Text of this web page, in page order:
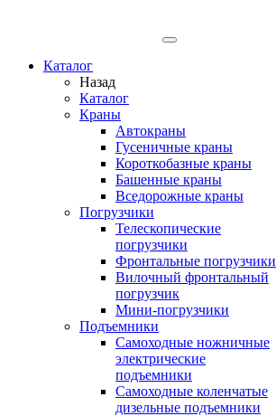
Каталог
Назад
Каталог
Краны
Автокраны
Гусеничные краны
Короткобазные краны
Башенные краны
Вcедорожные краны
Погрузчики
Телескопические
погрузчики
Фронтальные погрузчики
Вилочный фронтальный
погрузчик
Мини-погрузчики
Подъемники
Самоходные ножничные
электрические
подъемники
Самоходные коленчатые
дизельные подъемники